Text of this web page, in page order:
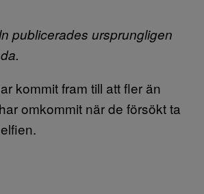
publicerades ursprungligen
kommit fram till att fler än
omkommit när de försökt ta